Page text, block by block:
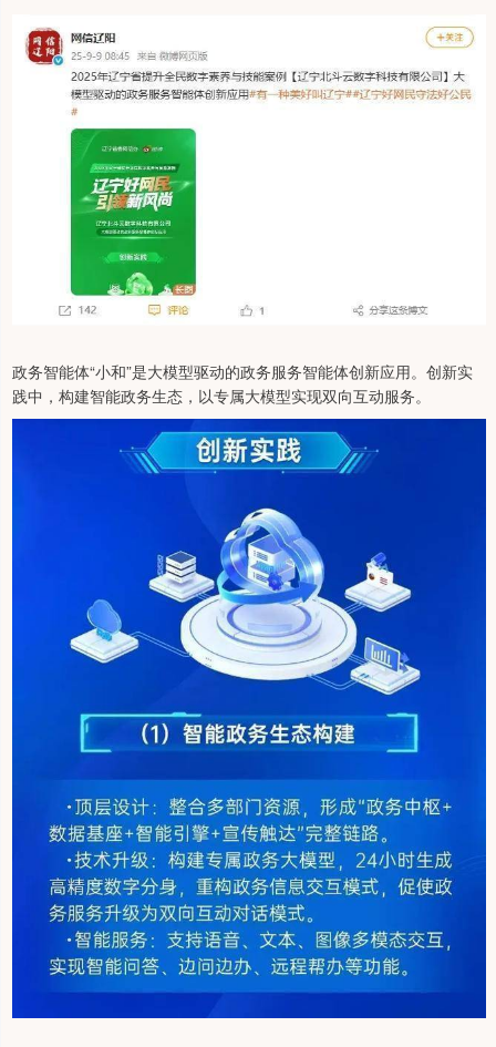
政务智能体“小和”是大模型驱动的政务服务智能体创新应用。创新实
践中，构建智能政务生态，以专属大模型实现双向互动服务。